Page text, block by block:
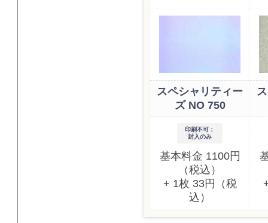
スペシャリティー
ズ NO 750
印刷不可：
封入のみ
基本料金 1100円
（税込）
+ 1枚 33円（税
込）